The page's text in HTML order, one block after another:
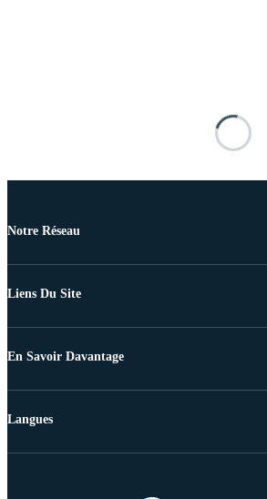
Notre Réseau
Liens Du Site
En Savoir Davantage
Langues